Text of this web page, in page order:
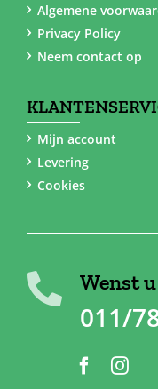
Algemene
Privacy Policy
Neem contact op
Mijn account
Levering
Cookies
Wenst
011/